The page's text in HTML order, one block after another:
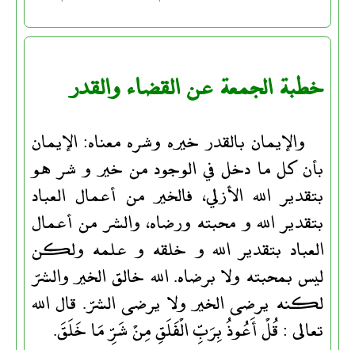
خطبة الجمعة عن القضاء والقدر
والإيمان بالقدر خيره وشره معناه: الإيمان
بأن كل ما دخل في الوجود من خير و شر هو
بتقدير الله الأزلي، فالخير من أعمال العباد
بتقدير الله و محبته ورضاه، والشر من أعمال
العباد بتقدير الله و خلقه و علمه ولكن
ليس بمحبته ولا برضاه. الله خالق الخير والشرّ
لكنه يرضى الخير ولا يرضى الشرّ. قال الله
تعالى : قُلْ أَعُوذُ بِرَبِّ الْفَلَقِ مِنْ شَرِّ مَا خَلَقَ.